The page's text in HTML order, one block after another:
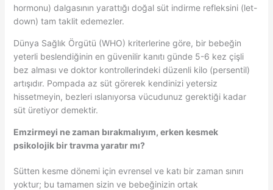
hormonu) dalgasının yarattığı doğal süt indirme refleksini (let-
down) tam taklit edemezler.
Dünya Sağlık Örgütü (WHO) kriterlerine göre, bir bebeğin
yeterli beslendiğinin en güvenilir kanıtı günde 5-6 kez çişli
bez alması ve doktor kontrollerindeki düzenli kilo (persentil)
artışıdır. Pompada az süt görerek kendinizi yetersiz
hissetmeyin, bezleri ıslanıyorsa vücudunuz gerektiği kadar
süt üretiyor demektir.
Emzirmeyi ne zaman bırakmalıyım, erken kesmek
psikolojik bir travma yaratır mı?
Sütten kesme dönemi için evrensel ve katı bir zaman sınırı
yoktur; bu tamamen sizin ve bebeğinizin ortak